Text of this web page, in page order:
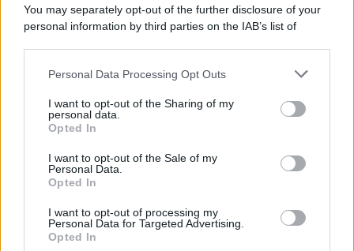
You may separately opt-out of the further disclosure of your
personal information by third parties on the IAB’s list of
This information may also be disclosed by us to third parties
disclose it to other third parties.
Please note that this website/app uses one or more Google
services and may gather and store information including but
not limited to your visit or usage behaviour. You may click to
grant or deny consent to Google and its third-party tags to
consent section.
Personal Data Processing Opt Outs
I want to opt-out of the Sharing of my
personal data.
Opted In
I want to opt-out of the Sale of my
Personal Data.
Opted In
I want to opt-out of processing my
Personal Data for Targeted Advertising.
Opted In